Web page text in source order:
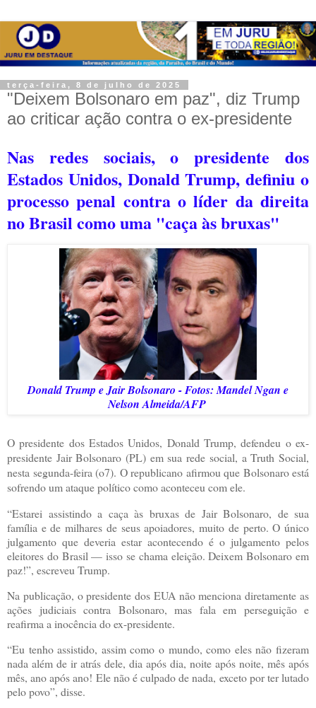
terça-feira, 8 de julho de 2025
"Deixem Bolsonaro em paz", diz Trump
ao criticar ação contra o ex-presidente
Nas redes sociais, o presidente dos
Estados Unidos, Donald Trump, definiu o
processo penal contra o líder da direita
no Brasil como uma "caça às bruxas"
Donald Trump e Jair Bolsonaro - Fotos: Mandel Ngan e
Nelson Almeida/AFP
O presidente dos Estados Unidos, Donald Trump, defendeu o ex-
presidente Jair Bolsonaro (PL) em sua rede social, a Truth Social,
nesta segunda-feira (o7). O republicano afirmou que Bolsonaro está
sofrendo um ataque político como aconteceu com ele.
“Estarei assistindo a caça às bruxas de Jair Bolsonaro, de sua
família e de milhares de seus apoiadores, muito de perto. O único
julgamento que deveria estar acontecendo é o julgamento pelos
eleitores do Brasil — isso se chama eleição. Deixem Bolsonaro em
paz!”, escreveu Trump.
Na publicação, o presidente dos EUA não menciona diretamente as
ações judiciais contra Bolsonaro, mas fala em perseguição e
reafirma a inocência do ex-presidente.
“Eu tenho assistido, assim como o mundo, como eles não fizeram
nada além de ir atrás dele, dia após dia, noite após noite, mês após
mês, ano após ano! Ele não é culpado de nada, exceto por ter lutado
pelo povo”, disse.